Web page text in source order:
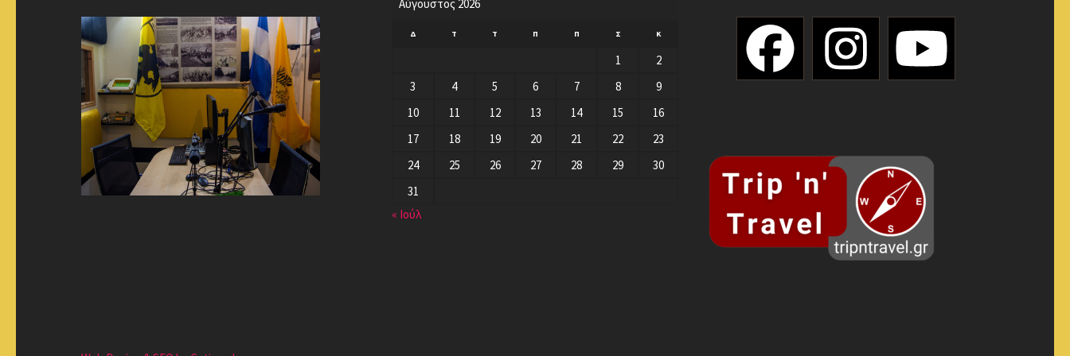
Αύγουστος 2026
Δ Τ Τ Π Π Σ Κ
1
2
3
4 5 6 7 8
9
10
11 12 13 14 15
16
17
18 19 20 21 22
23
24
25 26 27 28 29
30
31
« Ιούλ